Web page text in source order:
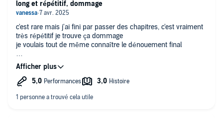
c'est rare mais j'ai fini par passer des chapitres, c'est vraiment
très répétitif je trouve ça dommage
je voulais tout de même connaître le dénouement final
la narratrice est par contre incroyable , c'est en parti ce qui m'a
fait écouter aussi longtemps
long et répétitif, dommage